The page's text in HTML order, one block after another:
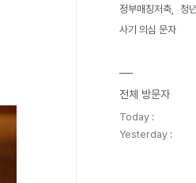
정부매칭저축
청
사기 의심 문자
전체 방문자
Today :
Yesterday :